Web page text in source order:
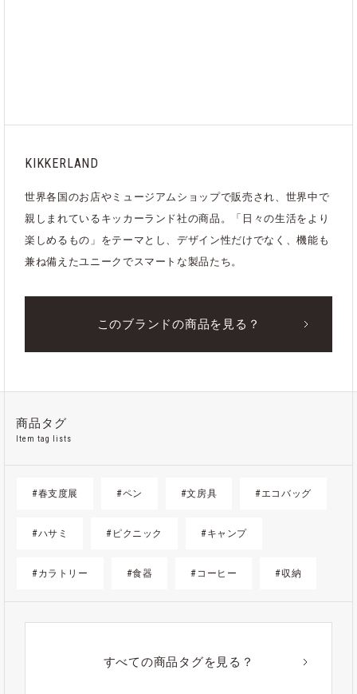
KIKKERLAND
世界各国のお店やミュージアムショップで販売され、世界中で
親しまれているキッカーランド社の商品。「日々の生活をより
楽しめるもの」をテーマとし、デザイン性だけでなく、機能も
兼ね備えたユニークでスマートな製品たち。
このブランドの商品を見る？
商品タグ
Item tag lists
#春支度展 #ペン #文房具 #エコバッグ
#ハサミ #ピクニック #キャンプ
#カラトリー #食器 #コーヒー #収納
すべての商品タグを見る？